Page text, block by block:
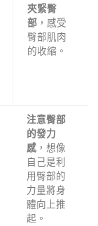
夾緊臀
部 ，感受
臀部肌肉
的收縮。
注意臀部
的發力
感 ，想像
自己是利
用臀部的
力量將身
體向上推
起。